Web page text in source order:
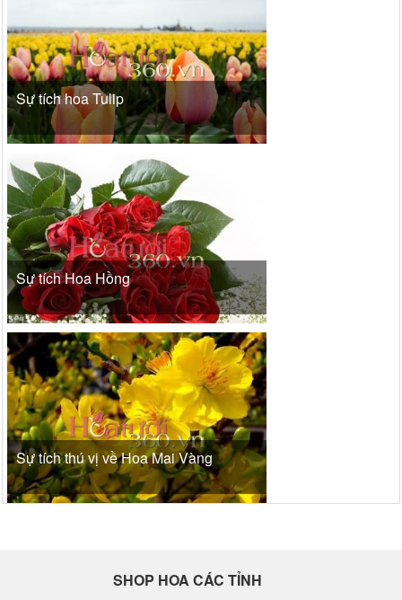
Sự tích hoa Tulip
Sự tích Hoa Hồng
Sự tích thú vị về Hoa Mai Vàng
SHOP HOA CÁC TỈNH